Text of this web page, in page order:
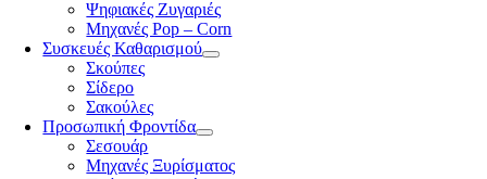
Ψηφιακές Ζυγαριές
Μηχανές Pop – Corn
Συσκευές Καθαρισμού
Σκούπες
Σίδερο
Σακούλες
Προσωπική Φροντίδα
Σεσουάρ
Μηχανές Ξυρίσματος